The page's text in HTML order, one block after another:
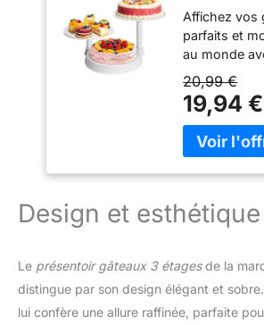
Support
Tiered
Fête de
Mariage,
Evenement
Affichez vos
parfaits et
au monde
présentoir à
étages par
votre thé de
avec des
élégants.
décorés.
fête ou un
occasions
dans le
rue, les fêtes
20,99 €
19,94 €
Design et esthétique
Le présentoir gâteaux 3 étagesde la
distingue par son design élégant et
lui confère une allure raffinée, parfaite